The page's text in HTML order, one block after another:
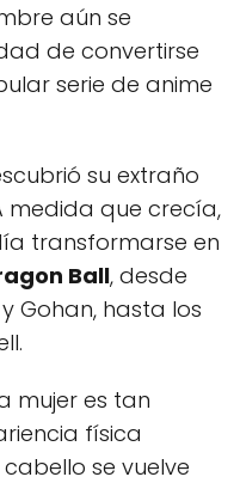
aún se
de convertirse
serie de anime
su extraño
medida que crecía,
transformarse en
Ball, desde
Gohan, hasta los
mujer es tan
física
se vuelve